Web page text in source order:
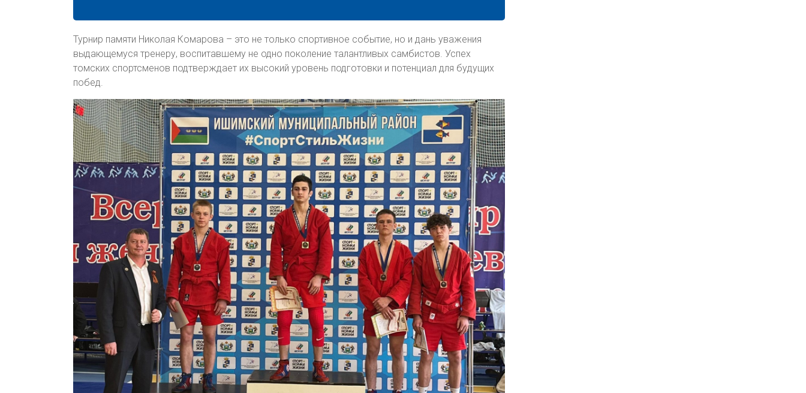
Турнир памяти Николая Комарова – это не только спортивное событие, но и дань уважения
выдающемуся тренеру, воспитавшему не одно поколение талантливых самбистов. Успех
томских спортсменов подтверждает их высокий уровень подготовки и потенциал для будущих
побед.